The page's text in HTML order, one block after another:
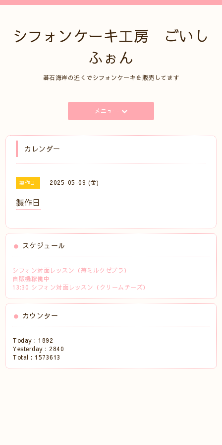
シフォンケーキ工房 ごいし
ふぉん
碁石海岸の近くでシフォンケーキを販売してます
メニュー
カレンダー
製作日 2025-05-09 (金)
製作日
スケジュール
シフォン対面レッスン（苺ミルクゼブラ）
自販機稼働中
13:30 シフォン対面レッスン（クリームチーズ）
カウンター
Today : 1892
Yesterday : 2840
Total : 1573613